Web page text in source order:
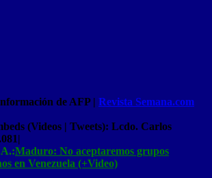
de AFP | Revista Semana.com
(Videos | Tweets): Lcdo. Carlos
Maduro: No aceptaremos grupos
en Venezuela (+Video)